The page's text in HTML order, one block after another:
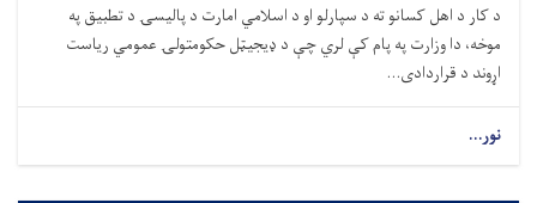
د کار د اهل کسانو ته د سپارلو او د اسلامي امارت د پالیسۍ د تطبیق په
موخه، دا وزارت په پام کې لري چې د ډیجیټل حکومتولۍ عمومي ریاست
اړوند د قراردادی...
نور...